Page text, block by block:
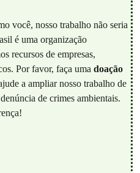
você, nosso trabalho não seria
é uma organização
recursos de empresas,
Por favor, faça uma doação
a ampliar nosso trabalho de
de crimes ambientais.